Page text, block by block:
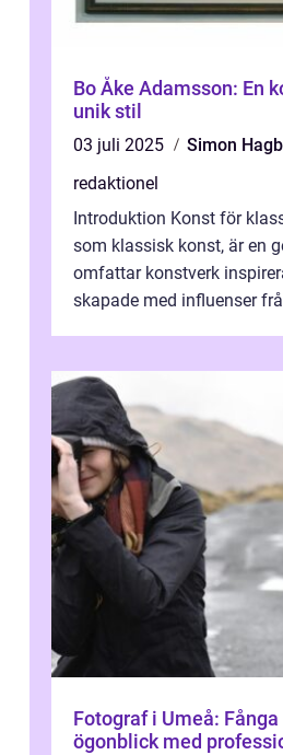
Bo Åke Adamsson: En
unik stil
03 juli 2025
Simon
redaktionel
Introduktion Konst för
som klassisk konst, är en
omfattar konstverk
skapade med influenser
Fotograf i Umeå:
ögonblick med